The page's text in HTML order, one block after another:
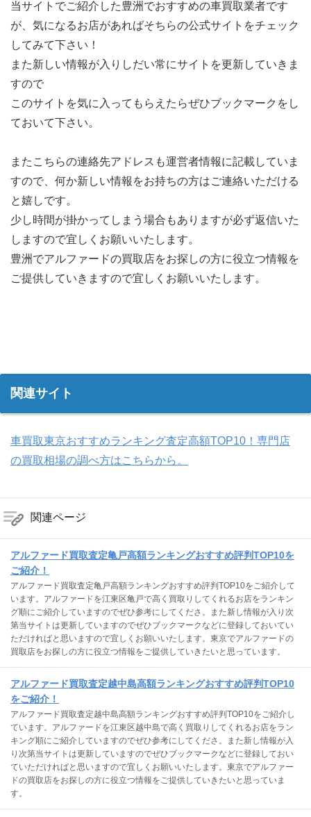
当サイトでご紹介した豊洲でおすすめの車買取業者です
が、気になるお店があればそちらの公式サイトをチェック
してみて下さい！
また新しい情報が入りしだい常にサイトを更新していきま
すので
このサイトを気に入ってもらえたらぜひブックマークをし
ておいて下さい。
またこちらの連絡先アドレスも運営者情報に記載していま
すので、何か新しい情報をお持ちの方はご連絡いただける
と嬉しです。
少し時間が掛かってしまう場合もありますが必ず返信いた
しますので宜しくお願いいたします。
豊洲でアルファードの買取店をお探しの方に役立つ情報を
ご提供していきますので宜しくお願いいたします。
関連サイト
車買取東京おすすめランキング査定高額TOP10！専門店
の買取相場の調べ方はこちらから。
関連ページ
アルファード買取査定亀戸高額ランキングおすすめ評判TOP10を
ご紹介！
アルファード買取査定亀戸高額ランキングおすすめ評判TOP10をご紹介して
います。アルファードを江東区亀戸で高く買取りしてくれるお店をランキン
グ順にご紹介していますのでぜひ参考にしてくださ。また新し情報が入り次
第当サイトは更新していますのでぜひブックマークなどに登録しておいてい
ただければと思いますので宜しくお願いいたします。東京でアルファードの
買取店をお探しの方に役立つ情報をご提供していきたいと思っています。
アルファード買取査定越中島高額ランキングおすすめ評判TOP10
をご紹介！
アルファード買取査定越中島高額ランキングおすすめ評判TOP10をご紹介し
ています。アルファードを江東区越中島で高く買取りしてくれるお店をラン
キング順にご紹介していますのでぜひ参考にしてくださ。また新し情報が入
り次第当サイトは更新していますのでぜひブックマークなどに登録しておい
ていただければと思いますので宜しくお願いいたします。東京でアルファー
ドの買取店をお探しの方に役立つ情報をご提供していきたいと思っていま
す。